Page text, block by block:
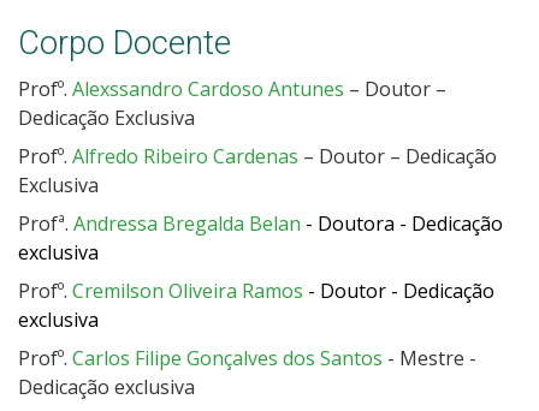
Corpo Docente
Profº. Alexssandro Cardoso Antunes – Doutor –
Dedicação Exclusiva
Profº. Alfredo Ribeiro Cardenas – Doutor – Dedicação
Exclusiva
Profª. Andressa Bregalda Belan - Doutora - Dedicação
exclusiva
Profº. Cremilson Oliveira Ramos - Doutor - Dedicação
exclusiva
Profº. Carlos Filipe Gonçalves dos Santos - Mestre -
Dedicação exclusiva